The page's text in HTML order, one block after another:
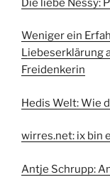
Die liebe Nessy:
Weniger ein
Liebeserklärung
Freidenkerin
Hedis Welt: Wie
wirres.net: ix bin
Antje Schrupp: